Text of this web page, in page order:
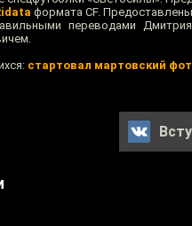
формата CF.
переводами
стартовал мартовский